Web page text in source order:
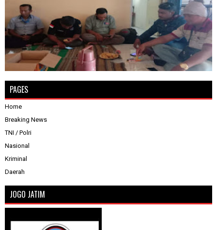
PAGES
Home
Breaking News
TNI / Polri
Nasional
Kriminal
Daerah
JOGO JATIM